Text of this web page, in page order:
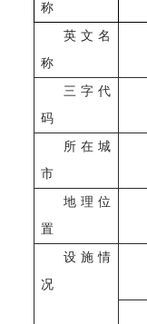
称
英文名
称
三字代
码
所在城
市
地理位
置
设施情
况